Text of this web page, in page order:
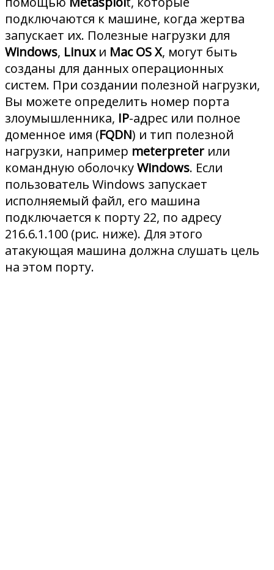
подключаются к машине, когда жертва
запускает их. Полезные нагрузки для
Windows, Linuxи Mac OS X, могут быть
созданы для данных операционных
систем. При создании полезной нагрузки,
Вы можете определить номер порта
злоумышленника, IP-адрес или полное
доменное имя (FQDN) и тип полезной
нагрузки, например meterpreter или
командную оболочкуWindows. Если
пользователь Windows запускает
исполняемый файл, его машина
подключается к порту 22, по адресу
216.6.1.100 (рис. ниже). Для этого
атакующая машина должна слушать цель
на этом порту.